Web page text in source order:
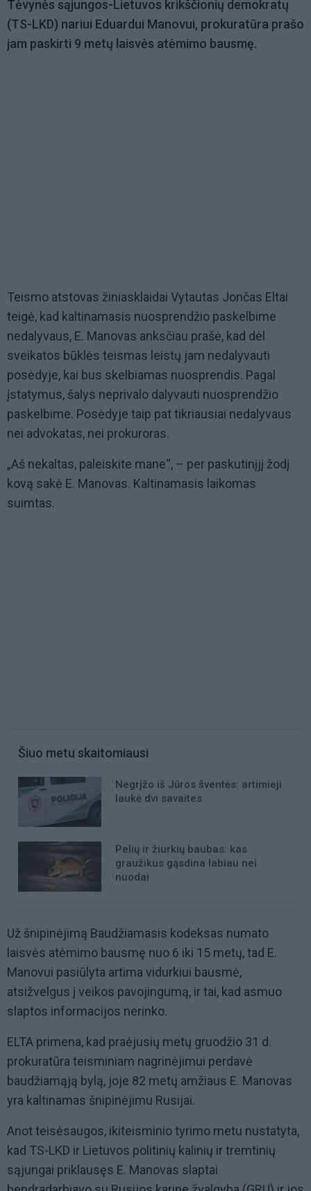
Tėvynės sąjungos-Lietuvos krikščionių demokratų
(TS-LKD) nariui Eduardui Manovui, prokuratūra prašo
jam paskirti 9 metų laisvės atėmimo bausmę.
Teismo atstovas žiniasklaidai Vytautas Jončas Eltai
teigė, kad kaltinamasis nuosprendžio paskelbime
nedalyvaus, E. Manovas anksčiau prašė, kad dėl
sveikatos būklės teismas leistų jam nedalyvauti
posėdyje, kai bus skelbiamas nuosprendis. Pagal
įstatymus, šalys neprivalo dalyvauti nuosprendžio
paskelbime. Posėdyje taip pat tikriausiai nedalyvaus
nei advokatas, nei prokuroras.
„Aš nekaltas, paleiskite mane“, – per paskutinįjį žodį
kovą sakė E. Manovas. Kaltinamasis laikomas
suimtas.
Šiuo metu skaitomiausi
Negrįžo iš Jūros šventės: artimieji
laukė dvi savaites
Pelių ir žiurkių baubas: kas
graužikus gąsdina labiau nei
nuodai
Už šnipinėjimą Baudžiamasis kodeksas numato
laisvės atėmimo bausmę nuo 6 iki 15 metų, tad E.
Manovui pasiūlyta artima vidurkiui bausmė,
atsižvelgus į veikos pavojingumą, ir tai, kad asmuo
slaptos informacijos nerinko.
ELTA primena, kad praėjusių metų gruodžio 31 d.
prokuratūra teisminiam nagrinėjimui perdavė
baudžiamąją bylą, joje 82 metų amžiaus E. Manovas
yra kaltinamas šnipinėjimu Rusijai.
Anot teisėsaugos, ikiteisminio tyrimo metu nustatyta,
kad TS-LKD ir Lietuvos politinių kalinių ir tremtinių
sąjungai priklausęs E. Manovas slaptai